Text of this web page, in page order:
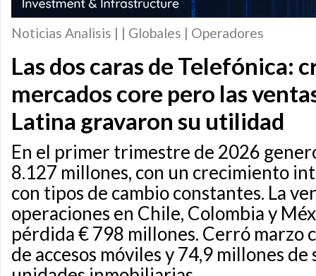
Noticias Analisis | | Globales | Operadores
Las dos caras de Telefónica:
mercados core pero las
Latina gravaron su utilidad
En el primer trimestre de 2026
8.127 millones, con un crecimiento
con tipos de cambio constantes. La
operaciones en Chile, Colombia y
pérdida € 798 millones. Cerró marzo
de accesos móviles y 74,9 millones